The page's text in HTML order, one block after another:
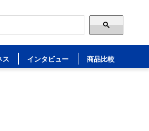
ス インタビュー 商品比較